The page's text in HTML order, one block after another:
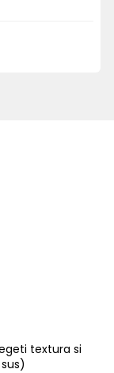
textura si